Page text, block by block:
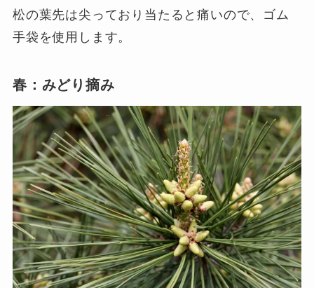
松の葉先は尖っており当たると痛いので、ゴム
手袋を使用します。
春：みどり摘み